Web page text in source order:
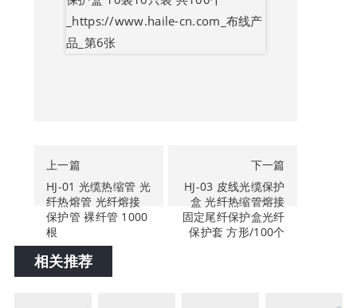
上一篇
HJ-01 光缆热缩管 光
纤热熔管 光纤熔接
保护管 裸纤管 1000
根
下一篇
HJ-03 皮线光缆保护
盒 光纤热缩管熔接
固定尾纤保护盒光纤
保护套 方形/100个
相关推荐